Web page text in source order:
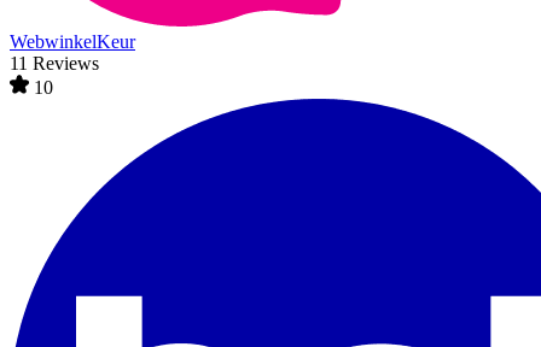
WebwinkelKeur
11 Reviews
10